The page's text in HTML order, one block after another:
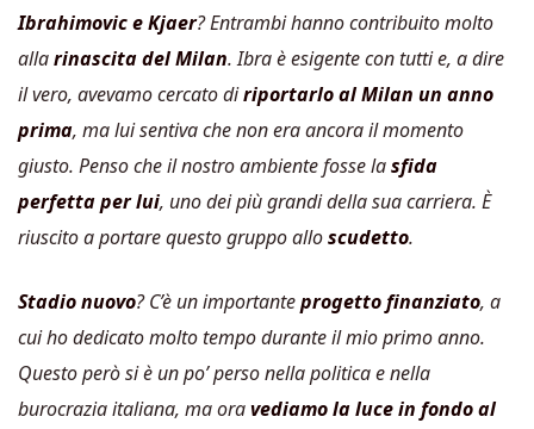
Ibrahimovic e Kjaer? Entrambi hanno contribuito molto
allarinascita del Milan. Ibra è esigente con tutti e, a dire
il vero, avevamo cercato diriportarlo al Milan un anno
prima, ma lui sentiva che non era ancora il momento
giusto. Penso che il nostro ambiente fosse lasfida
perfetta per lui, uno dei più grandi della sua carriera. È
riuscito a portare questo gruppo alloscudetto.
Stadio nuovo? C’è un importanteprogetto finanziato, a
cui ho dedicato molto tempo durante il mio primo anno.
Questo però si è un po’ perso nella politica e nella
burocrazia italiana, ma oravediamo la luce in fondo al